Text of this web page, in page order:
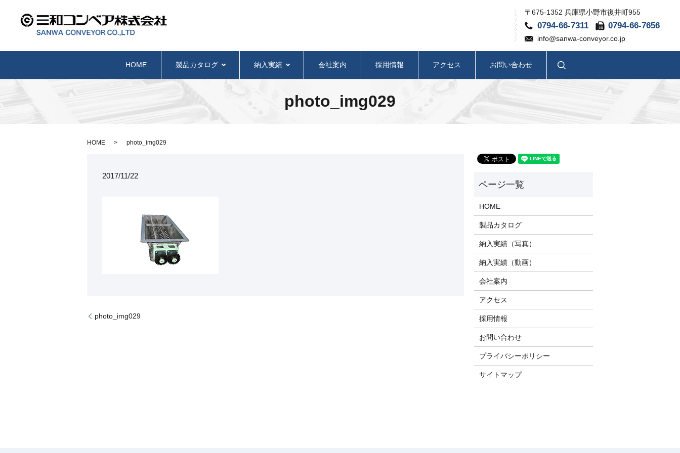
〒675-1352 兵庫県小野市復井町955
0794-66-7311 0794-66-7656
info@sanwa-conveyor.co.jp
HOME 製品カタログ 納入実績 会社案内 採用情報 アクセス お問い合わせ
photo_img029
HOME photo_img029
2017/11/22
photo_img029
HOME
製品カタログ
納入実績（写真）
納入実績（動画）
会社案内
アクセス
採用情報
お問い合わせ
プライバシーポリシー
サイトマップ